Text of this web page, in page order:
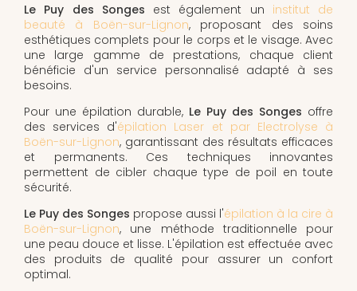
Le Puy des Songes est également un institut de
beauté à Boën-sur-Lignon, proposant des soins
esthétiques complets pour le corps et le visage. Avec
une large gamme de prestations, chaque client
bénéficie d'un service personnalisé adapté à ses
besoins.
Pour une épilation durable, Le Puy des Songes offre
des services d'épilation Laser et par Electrolyse à
Boën-sur-Lignon, garantissant des résultats efficaces
et permanents. Ces techniques innovantes
permettent de cibler chaque type de poil en toute
sécurité.
Le Puy des Songes propose aussi l'épilation à la cire à
Boën-sur-Lignon, une méthode traditionnelle pour
une peau douce et lisse. L'épilation est effectuée avec
des produits de qualité pour assurer un confort
optimal.